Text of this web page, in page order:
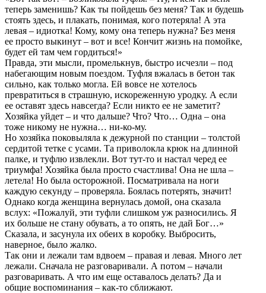
теперь заменишь? Как ты пойдешь без меня? Так и будешь
стоять здесь, и плакать, понимая, кого потеряла! А эта
левая – идиотка! Кому, кому она теперь нужна? Без меня
ее просто выкинут – вот и все! Кончит жизнь на помойке,
будет ей там чем гордиться!»
Правда, эти мысли, промелькнув, быстро исчезли – под
набегающим новым поездом. Туфля вжалась в бетон так
сильно, как только могла. Ей вовсе не хотелось
превратиться в страшную, искореженную уродку. А если
ее оставят здесь навсегда? Если никто ее не заметит?
Хозяйка уйдет – и что дальше? Что? Что… Одна – она
тоже никому не нужна… ни-ко-му.
Но хозяйка поковыляла к дежурной по станции – толстой
сердитой тетке с усами. Та приволокла крюк на длинной
палке, и туфлю извлекли. Вот тут-то и настал черед ее
триумфа! Хозяйка была просто счастлива! Она не шла –
летела! Но была осторожной. Посматривала на ноги
каждую секунду – проверяла. Боялась потерять, значит!
Однако когда женщина вернулась домой, она сказала
вслух: «Пожалуй, эти туфли слишком уж разносились. Я
их больше не стану обувать, а то опять, не дай Бог…»
Сказала, и засунула их обеих в коробку. Выбросить,
наверное, было жалко.
Так они и лежали там вдвоем – правая и левая. Много лет
лежали. Сначала не разговаривали. А потом – начали
разговаривать. А что им еще оставалось делать? Да и
общие воспоминания – как-то сближают.